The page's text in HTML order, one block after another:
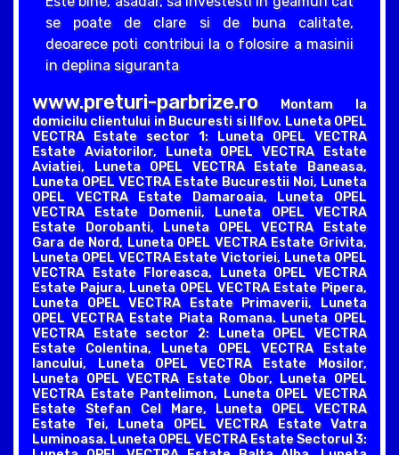
se poate de clare si de buna calitate,
deoarece poti contribui la o folosire a masinii
in deplina siguranta
www.preturi-parbrize.roMontam la
domicilu clientului in Bucuresti si Ilfov. Luneta OPEL
VECTRA Estate sector 1: Luneta OPEL VECTRA
Estate Aviatorilor, Luneta OPEL VECTRA Estate
Aviatiei, Luneta OPEL VECTRA Estate Baneasa,
Luneta OPEL VECTRA Estate Bucurestii Noi, Luneta
OPEL VECTRA Estate Damaroaia, Luneta OPEL
VECTRA Estate Domenii, Luneta OPEL VECTRA
Estate Dorobanti, Luneta OPEL VECTRA Estate
Gara de Nord, Luneta OPEL VECTRA Estate Grivita,
Luneta OPEL VECTRA Estate Victoriei, Luneta OPEL
VECTRA Estate Floreasca, Luneta OPEL VECTRA
Estate Pajura, Luneta OPEL VECTRA Estate Pipera,
Luneta OPEL VECTRA Estate Primaverii, Luneta
OPEL VECTRA Estate Piata Romana. Luneta OPEL
VECTRA Estate sector 2: Luneta OPEL VECTRA
Estate Colentina, Luneta OPEL VECTRA Estate
Iancului, Luneta OPEL VECTRA Estate Mosilor,
Luneta OPEL VECTRA Estate Obor, Luneta OPEL
VECTRA Estate Pantelimon, Luneta OPEL VECTRA
Estate Stefan Cel Mare, Luneta OPEL VECTRA
Estate Tei, Luneta OPEL VECTRA Estate Vatra
Luminoasa. Luneta OPEL VECTRA Estate Sectorul 3: